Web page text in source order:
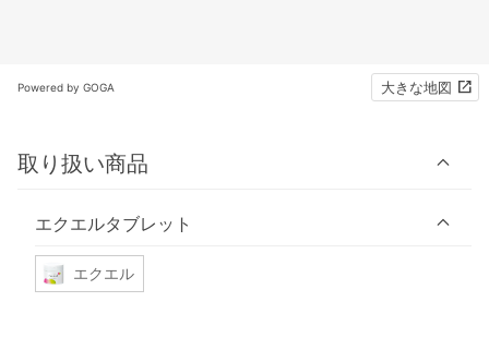
Powered by GOGA 大きな地図
取り扱い商品
エクエルタブレット
エクエル